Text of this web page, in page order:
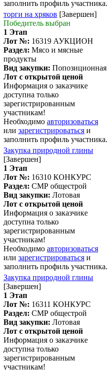
заполнить профиль участника.
торги на хряков [Завершен]
Победитель выбран
1 Этап
Лот №: 16319 АУКЦИОН
Раздел: Мясо и мясные
продукты
Вид закупки: Попозиционная
Лот с открытой ценой
Информация о заказчике
доступна только
зарегистрированным
участникам!
Необходимо авторизоваться
или зарегистрироваться и
заполнить профиль участника.
Закупка природной глины
[Завершен]
1 Этап
Лот №: 16310 КОНКУРС
Раздел: СМР общестрой
Вид закупки: Лотовая
Лот с открытой ценой
Информация о заказчике
доступна только
зарегистрированным
участникам!
Необходимо авторизоваться
или зарегистрироваться и
заполнить профиль участника.
Закупка природной глины
[Завершен]
1 Этап
Лот №: 16311 КОНКУРС
Раздел: СМР общестрой
Вид закупки: Лотовая
Лот с открытой ценой
Информация о заказчике
доступна только
зарегистрированным
участникам!